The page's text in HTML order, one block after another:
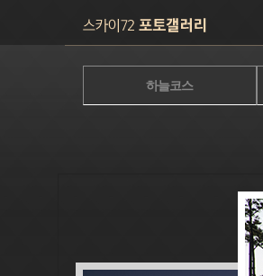
하늘코스